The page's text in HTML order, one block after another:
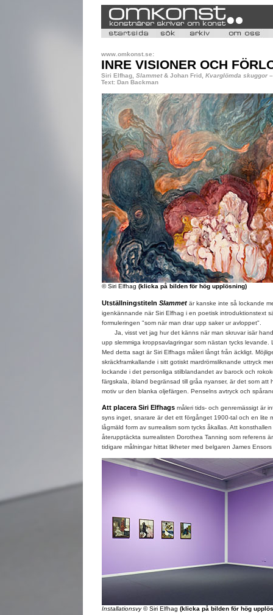
www.omkonst.se:
INRE VISIONER OCH
Siri Elfhag, Slammet& Johan Frid, Kvarglömda skuggor–
Text: Dan Backman
© Siri Elfhag (klicka på bilden för hög upplösning)
Utställningstiteln Slammet är kanske inte så lockande
igenkännande när Siri Elfhag i en poetisk introduktionstext
formuleringen "som när man drar upp saker ur avloppet".
Ja, visst vet jag hur det känns när man skruvar isär
upp slemmiga kroppsavlagringar som nästan tycks levande.
Med detta sagt är Siri Elfhags måleri långt från äckligt.
skräckframkallande i sitt gotiskt mardrömsliknande uttryck
lockande i det personliga stilblandandet av barock och
färgskala, ibland begränsad till gråa nyanser, är det som att
motiv ur den blanka oljefärgen. Penselns avtryck och
Att placera Siri Elfhags måleri tids- och genremässigt är
syns inget, snarare är det ett förgånget 1900-tal och en lite
lågmäld form av surrealism som tycks åkallas. Att
återupptäckta surrealisten Dorothea Tanning som referens
tidigare målningar hittat likheter med belgaren James Ensors
Installationsvy© Siri Elfhag (klicka på bilden för hög